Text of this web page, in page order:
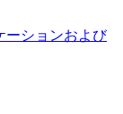
ションおよび